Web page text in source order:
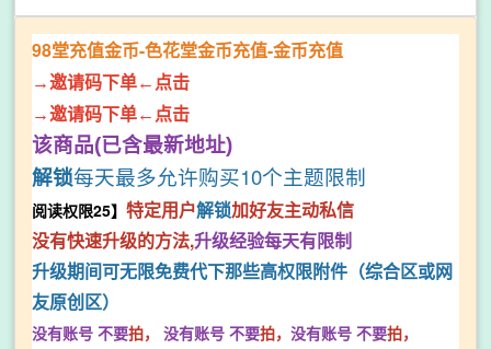
98堂充值金币-色花堂金币充值-金币充值
→邀请码下单←点击
→邀请码下单←点击
该商品(已含最新地址)
解锁每天最多允许购买10个主题限制
阅读权限25】 特定用户解锁加好友主动私信
没有快速升级的方法,升级经验每天有限制
升级期间可无限免费代下那些高权限附件（综合区或网
友原创区）
没有账号 不要拍， 没有账号 不要拍， 没有账号 不要拍，